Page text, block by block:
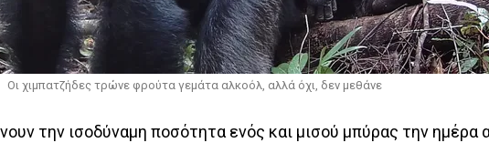
Οι χιμπατζήδες τρώνε φρούτα γεμάτα αλκοόλ, αλλά όχι, δεν μεθάνε
την ισοδύναμη ποσότητα ενός και μισού μπύρας την ημέρα